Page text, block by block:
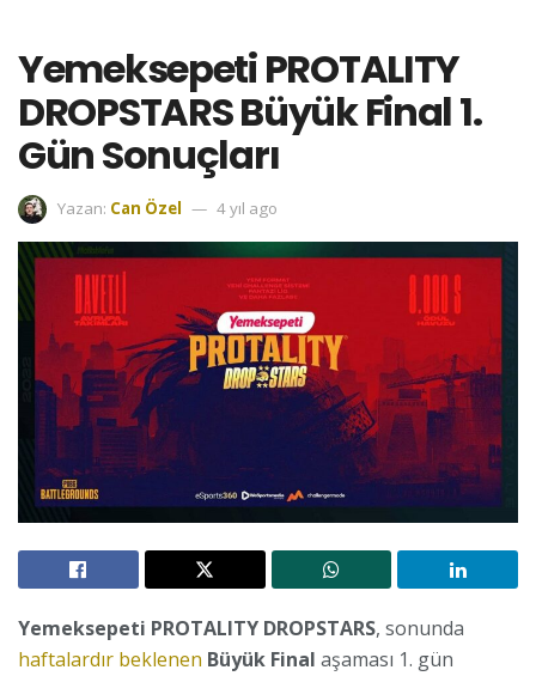
Yemeksepeti PROTALITY
DROPSTARS Büyük Final 1.
Gün Sonuçları
Yazan: Can Özel 4 yıl ago
Yemeksepeti PROTALITY DROPSTARS, sonunda
haftalardır beklenen Büyük Final aşaması 1. gün